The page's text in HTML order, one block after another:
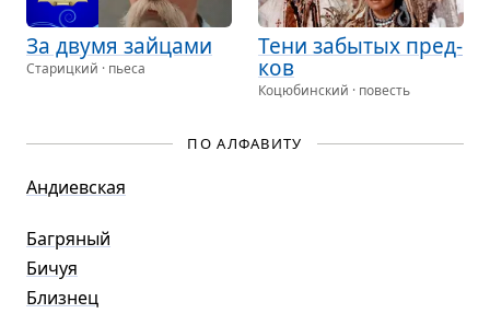
За двумя зай­цами
Старицкий · пьеса
Тени забы­тых пред­
ков
Коцюбинский · повесть
ПО АЛФАВИТУ
Андиевская
Багряный
Бичуя
Близнец